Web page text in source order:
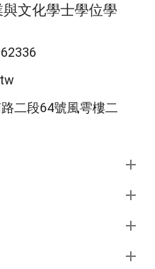
文化學士學位學
二段64號風雩樓二